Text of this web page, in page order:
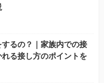
るの？｜家族内での接
る接し方のポイントを